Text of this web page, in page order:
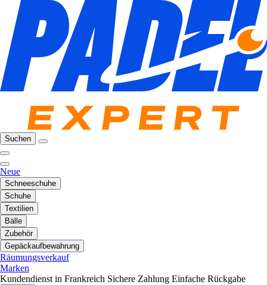
Suchen
Neue
Schneeschuhe
Schuhe
Textilien
Bälle
Zubehör
Gepäckaufbewahrung
Räumungsverkauf
Marken
Kundendienst in Frankreich Sichere Zahlung Einfache Rückgabe